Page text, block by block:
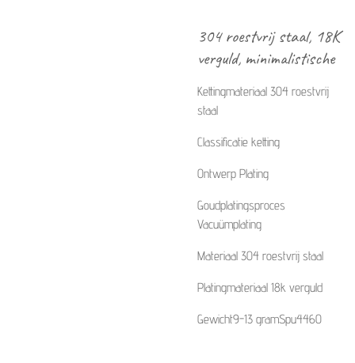
304 roestvrij staal, 18K
verguld, minimalistische
Kettingmateriaal 304 roestvrij
staal
Classificatie ketting
Ontwerp Plating
Goudplatingsproces
Vacuümplating
Materiaal 304 roestvrij staal
Platingmateriaal 18k verguld
Gewicht9-13 gramSpu4460